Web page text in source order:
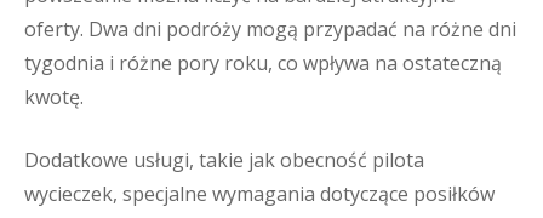
oferty. Dwa dni podróży mogą przypadać na różne dni
tygodnia i różne pory roku, co wpływa na ostateczną
kwotę.
Dodatkowe usługi, takie jak obecność pilota
wycieczek, specjalne wymagania dotyczące posiłków